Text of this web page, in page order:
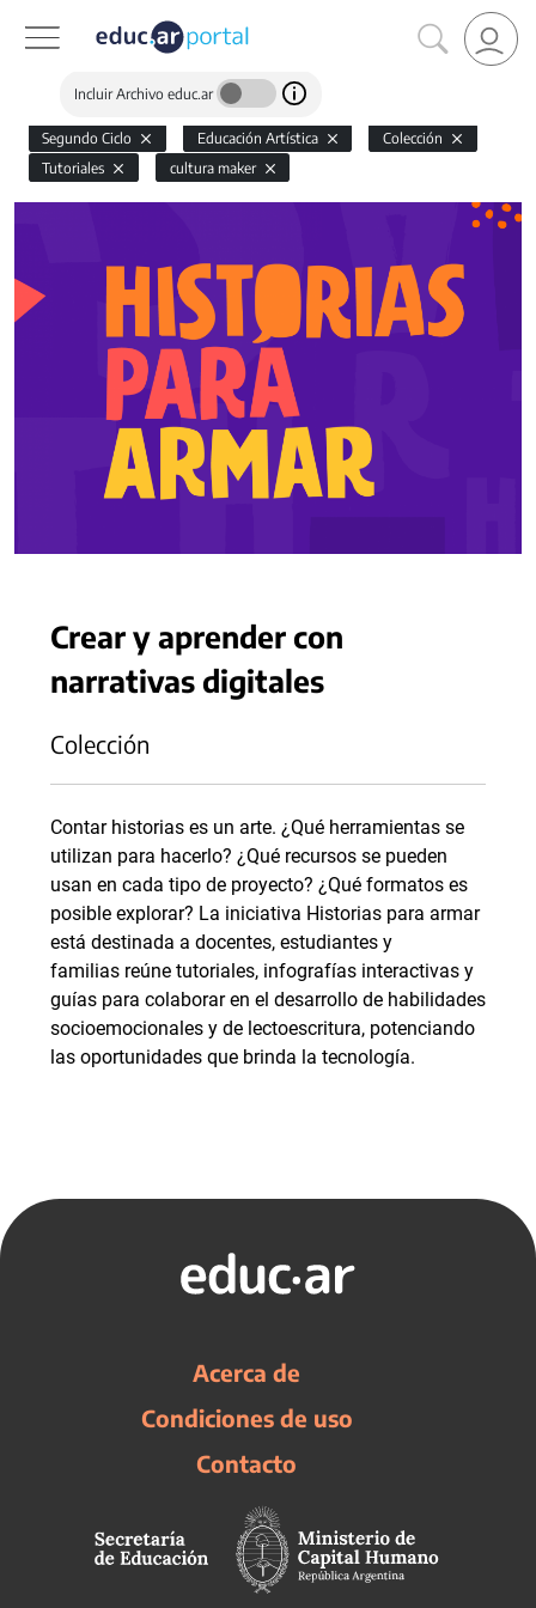
Incluir Archivo educ.ar
Segundo Ciclo Educación Artística
Colección
Tutoriales
cultura maker
Crear y aprender con
narrativas digitales
Colección
Contar historias es un arte. ¿Qué herramientas se
utilizan para hacerlo? ¿Qué recursos se pueden
usan en cada tipo de proyecto? ¿Qué formatos es
posible explorar? La iniciativa Historias para armar
está destinada a docentes, estudiantes y
familias reúne tutoriales, infografías interactivas y
guías para colaborar en el desarrollo de habilidades
socioemocionales y de lectoescritura, potenciando
las oportunidades que brinda la tecnología.
Acerca de
Condiciones de uso
Contacto